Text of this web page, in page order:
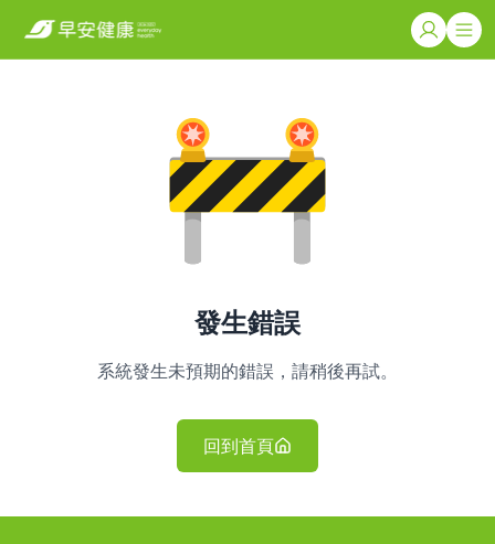
發生錯誤
系統發生未預期的錯誤，請稍後再試。
回到首頁